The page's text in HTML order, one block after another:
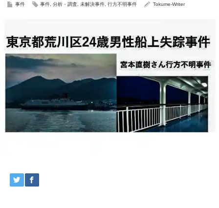
事件 事件 分析・調査 未解決事件 行方不明事件 Tokume-Writer